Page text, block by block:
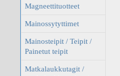
Magneettituotteet
Mainossytyttimet
Mainosteipit / Teipit /
Painetut teipit
Matkalaukkutagit /